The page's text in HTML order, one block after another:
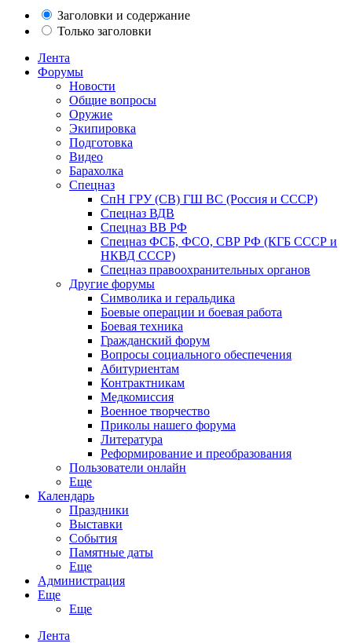
Заголовки и содержание
Только заголовки
Лента
Форумы
Новости
Общие вопросы
Оружие
Экипировка
Подготовка
Видео
Барахолка
Спецназ
СпН ГРУ (СВ) ГШ ВС (Россия и СССР)
Спецназ ВДВ
Спецназ ВВ РФ
Спецназ ФСБ, ФСО, СВР РФ (КГБ СССР и
НКВД СССР)
Спецназ правоохранительных органов
Другие форумы
Символика и геральдика
Боевые операции и боевая работа
Боевая техника
Гражданский форум
Вопросы социального обеспечения
Абитуриентам
Контрактникам
Медкомиссия
Военное творчество
Приколы нашего форума
Литература
Реформирование и преобразования
Пользователи онлайн
Еще
Календарь
Праздники
Выставки
События
Памятные даты
Еще
Администрация
Еще
Еще
Лента